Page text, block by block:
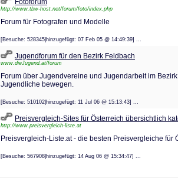
Fotoforum
http://www.tbw-host.net/forum/foto/index.php
Forum für Fotografen und Modelle
[Besuche: 528345|hinzugefügt: 07 Feb 05 @ 14:49:39] ...
Jugendforum für den Bezirk Feldbach
www.dieJugend.at/forum
Forum über Jugendvereine und Jugendarbeit im
Jugendliche bewegen.
[Besuche: 510102|hinzugefügt: 11 Jul 06 @ 15:13:43] ...
Preisvergleich-Sites für Österreich übersichtlich
http://www.preisvergleich-liste.at
Preisvergleich-Liste.at - die besten Preisvergleiche für
[Besuche: 567908|hinzugefügt: 14 Aug 06 @ 15:34:47] ...